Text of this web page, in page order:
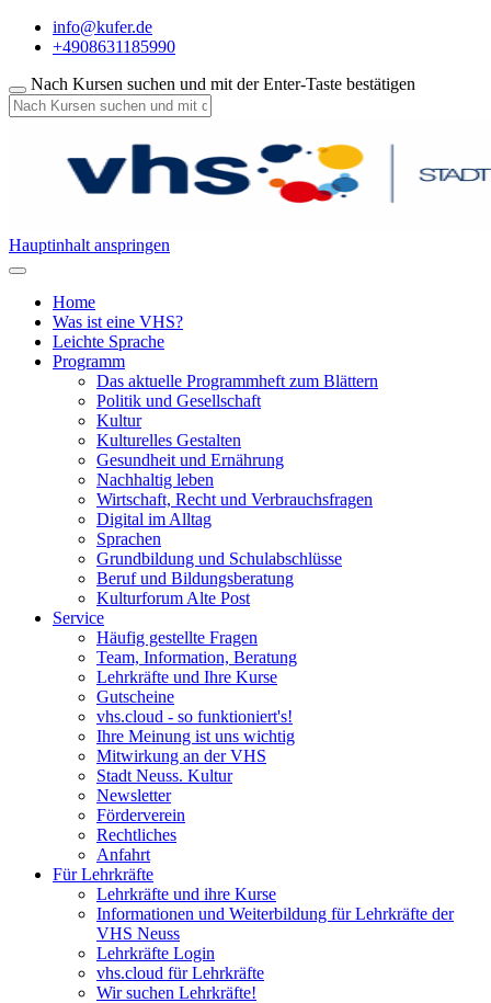
info@kufer.de
+4908631185990
Nach Kursen suchen und mit der Enter-Taste bestätigen
Hauptinhalt anspringen
Home
Was ist eine VHS?
Leichte Sprache
Programm
Das aktuelle Programmheft zum Blättern
Politik und Gesellschaft
Kultur
Kulturelles Gestalten
Gesundheit und Ernährung
Nachhaltig leben
Wirtschaft, Recht und Verbrauchsfragen
Digital im Alltag
Sprachen
Grundbildung und Schulabschlüsse
Beruf und Bildungsberatung
Kulturforum Alte Post
Service
Häufig gestellte Fragen
Team, Information, Beratung
Lehrkräfte und Ihre Kurse
Gutscheine
vhs.cloud - so funktioniert's!
Ihre Meinung ist uns wichtig
Mitwirkung an der VHS
Stadt Neuss. Kultur
Newsletter
Förderverein
Rechtliches
Anfahrt
Für Lehrkräfte
Lehrkräfte und ihre Kurse
Informationen und Weiterbildung für Lehrkräfte der
VHS Neuss
Lehrkräfte Login
vhs.cloud für Lehrkräfte
Wir suchen Lehrkräfte!